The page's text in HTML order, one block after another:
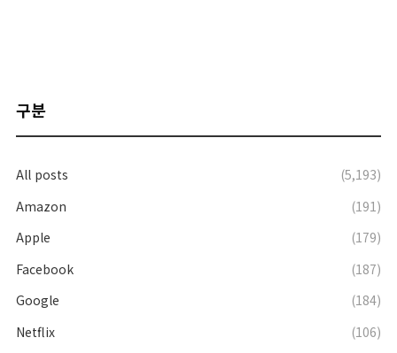
구분
All posts
(5,193)
Amazon
(191)
Apple
(179)
Facebook
(187)
Google
(184)
Netflix
(106)